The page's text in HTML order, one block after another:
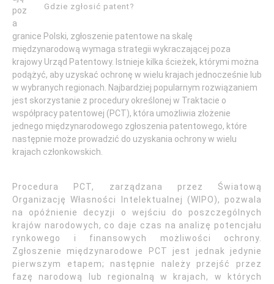
Gdzie zgłosić patent?
poz
a
granice Polski, zgłoszenie patentowe na skalę
międzynarodową wymaga strategii wykraczającej poza
krajowy Urząd Patentowy. Istnieje kilka ścieżek, którymi można
podążyć, aby uzyskać ochronę w wielu krajach jednocześnie lub
w wybranych regionach. Najbardziej popularnym rozwiązaniem
jest skorzystanie z procedury określonej w Traktacie o
współpracy patentowej (PCT), która umożliwia złożenie
jednego międzynarodowego zgłoszenia patentowego, które
następnie może prowadzić do uzyskania ochrony w wielu
krajach członkowskich.
Procedura PCT, zarządzana przez Światową
Organizację Własności Intelektualnej (WIPO), pozwala
na opóźnienie decyzji o wejściu do poszczególnych
krajów narodowych, co daje czas na analizę potencjału
rynkowego i finansowych możliwości ochrony.
Zgłoszenie międzynarodowe PCT jest jednak jedynie
pierwszym etapem; następnie należy przejść przez
fazę narodową lub regionalną w krajach, w których